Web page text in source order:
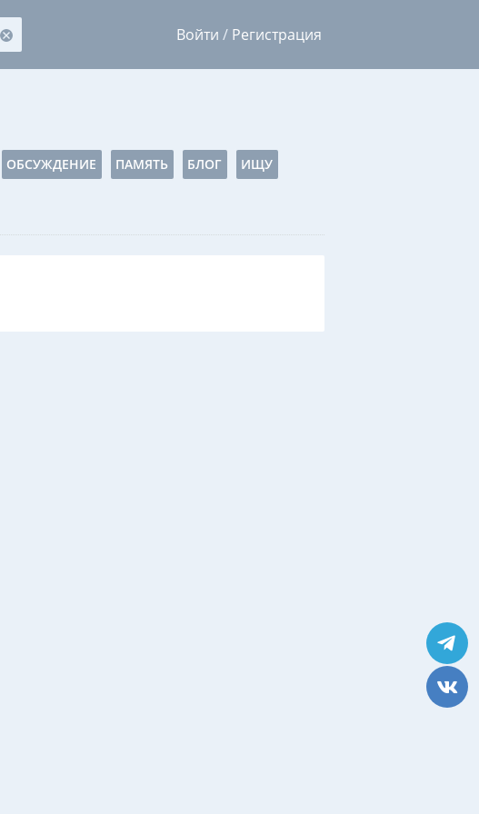
Войти / Регистрация
ОБСУЖДЕНИЕ ПАМЯТЬ БЛОГ ИЩУ